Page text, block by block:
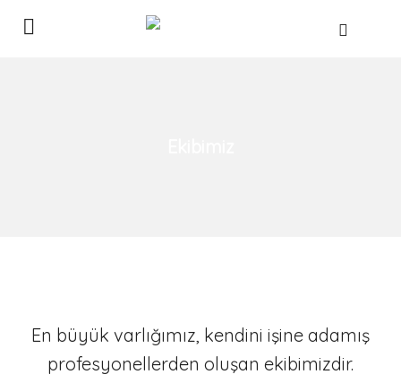
En büyük varlığımız, kendini işine adamış
profesyonellerden oluşan ekibimizdir.